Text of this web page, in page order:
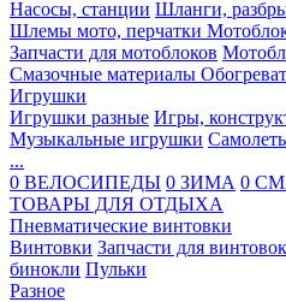
Насосы, станции Шланги,
Шлемы мото, перчатки
Запчасти для мотоблоков
Смазочные материалы
Игрушки
Игрушки разные Игры,
Музыкальные игрушки
...
0 ВЕЛОСИПЕДЫ 0 ЗИМА 0
ТОВАРЫ ДЛЯ ОТДЫХА
Пневматические винтовки
Винтовки Запчасти для винтовок
бинокли Пульки
Разное